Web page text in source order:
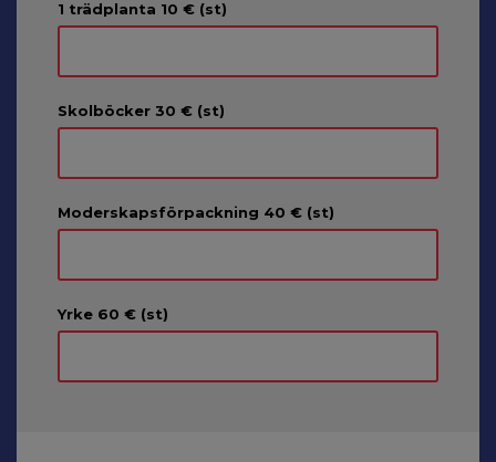
1 trädplanta 10 € (st)
Skolböcker 30 € (st)
Moderskapsförpackning 40 € (st)
Yrke 60 € (st)